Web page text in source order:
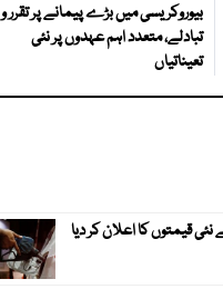
بیوروکریسی میں بڑے پیمانے پر تقرر و
تبادلے، متعدد اہم عہدوں پر نئی
تعیناتیاں
قیمتوں کا اعلان کر دیا